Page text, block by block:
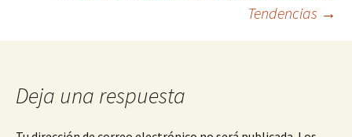
entradas
Tendencias →
Deja una respuesta